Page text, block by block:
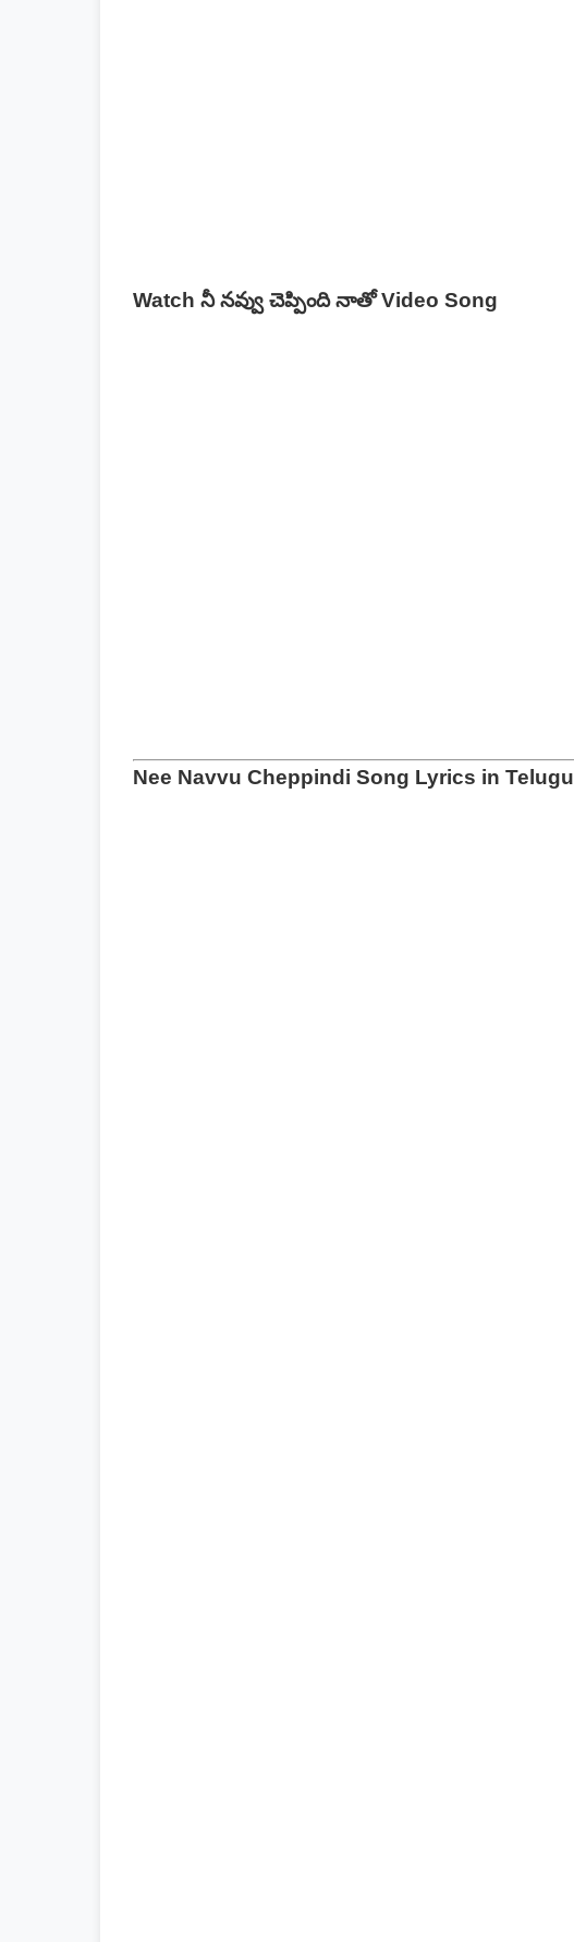
Watch నీ నవ్వు చెప్పింది నాతో Video Song
Nee Navvu Cheppindi Song Lyrics in Telugu